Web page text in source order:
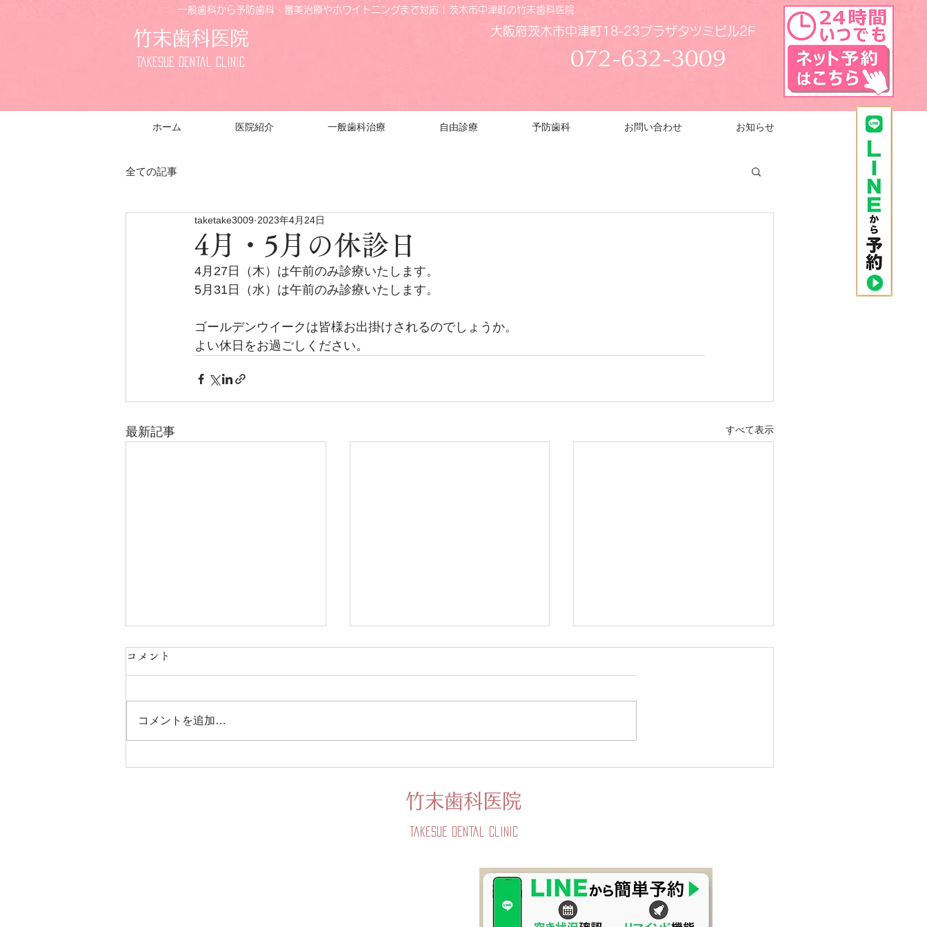
一般歯科から予防歯科・審美治療やホワイトニングまで対応 | 茨木市中津町の竹末歯科医院
竹末歯科医院
Takesue Dental Clinic
大阪府茨木市中津町18-23プラザタツミビル2F
072-632-3009
ホーム 医院紹介 一般歯科治療 自由診療 予防歯科 お問い合わせ お知らせ
全ての記事
4月・5月の休診日
taketake3009 2023年4月24日
4月27日（木）は午前のみ診療いたします。
5月31日（水）は午前のみ診療いたします。
ゴールデンウイークは皆様お出掛けされるのでしょうか。
よい休日をお過ごしください。
最新記事 すべて表示
年末年始のお知らせ
休診させていただきます。 皆様
お風邪など召されませぬよう、ご
療。 8月10日（木）は 祝日のあ
が続きますが皆様お身体ご自愛下
（水）休診日 2月16日（木）診察
コメント
コメントを追加…
竹末歯科医院
Takesue Dental Clinic